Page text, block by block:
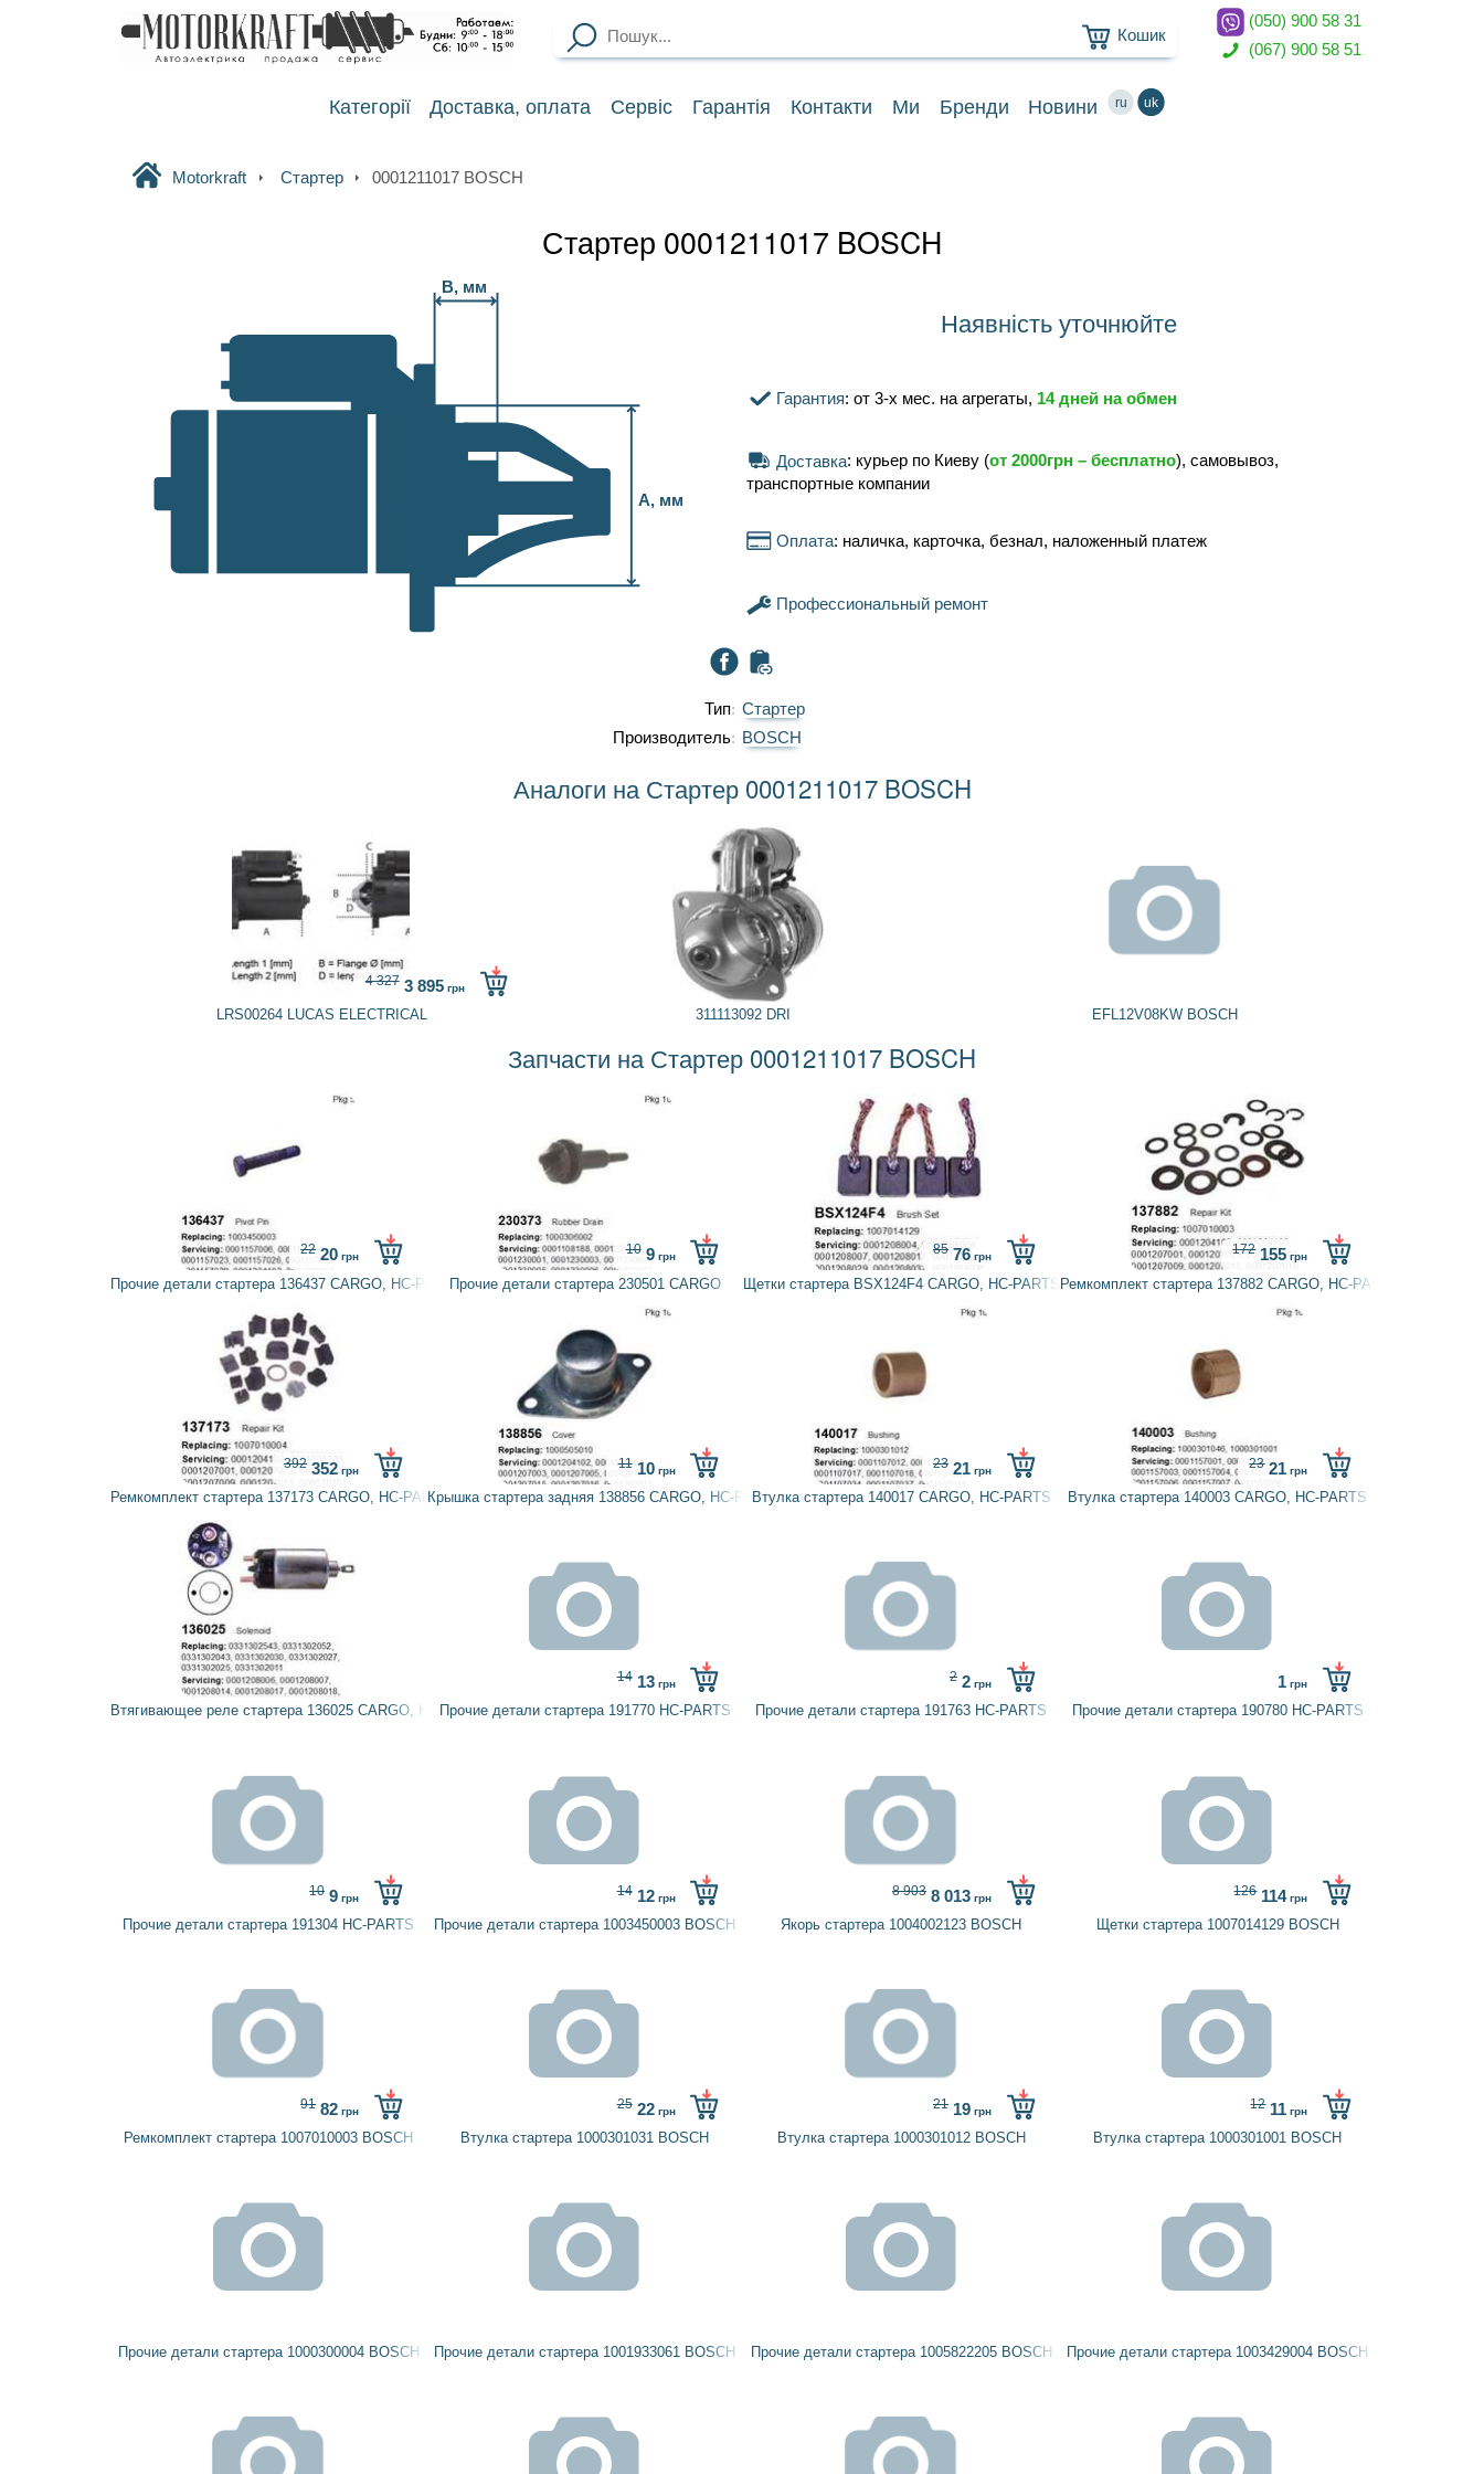
(050) 900 58 31
(067) 900 58 51
Категорії Доставка, оплата Сервіс Гарантія Контакти Ми Бренди Новини ru uk
Кошик
Motorkraft Стартер 0001211017 BOSCH
Стартер 0001211017 BOSCH
B, мм
A, мм
Наявність уточнюйте
Гарантия: от 3-х мес. на агрегаты, 14 дней на обмен
Доставка: курьер по Киеву (от 2000грн – бесплатно), самовывоз,
транспортные компании
Оплата: наличка, карточка, безнал, наложенный платеж
Профессиональный ремонт
Тип
Стартер
Производитель
BOSCH
Аналоги на Стартер 0001211017 BOSCH
LRS00264 LUCAS ELECTRICAL
4 327 3 895грн
311113092 DRI EFL12V08KW BOSCH
Запчасти на Стартер 0001211017 BOSCH
Прочие детали стартера 136437 CARGO, HC-PARTS
22 20 грн
Прочие детали стартера 230501 CARGO
10 9грн
Щетки стартера BSX124F4 CARGO, HC-PARTS
85 76 грн
Ремкомплект стартера 137882 CARGO, HC-PARTS
172 155 грн
Ремкомплект стартера 137173 CARGO, HC-PARTS
392 352 грн
Крышка стартера задняя 138856 CARGO, HC-PARTS
11 10грн
Втулка стартера 140017 CARGO, HC-PARTS
23 21 грн
Втулка стартера 140003 CARGO, HC-PARTS
23 21 грн
Втягивающее реле стартера 136025 CARGO, HC-PARTSПрочие детали стартера 191770 HC-PARTS
14 13грн
Прочие детали стартера 191763 HC-PARTS
2 2 грн
Прочие детали стартера 190780 HC-PARTS
1 грн
Прочие детали стартера 191304 HC-PARTS
10 9 грн
Прочие детали стартера 1003450003 BOSCH
14 12грн
Якорь стартера 1004002123 BOSCH
8 903 8 013 грн
Щетки стартера 1007014129 BOSCH
126 114грн
Ремкомплект стартера 1007010003 BOSCH
91 82 грн
Втулка стартера 1000301031 BOSCH
25 22грн
Втулка стартера 1000301012 BOSCH
21 19 грн
Втулка стартера 1000301001 BOSCH
12 11 грн
Прочие детали стартера 1000300004 BOSCH Прочие детали стартера 1001933061 BOSCH Прочие детали стартера 1005822205 BOSCH Прочие детали стартера 1003429004 BOSCH